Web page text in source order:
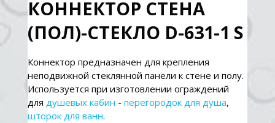
КОННЕКТОР СТЕНА
(ПОЛ)-СТЕКЛО D-631-1 S
Коннектор предназначен для крепления
неподвижной стеклянной панели к стене и полу.
Используется при изготовлении ограждений
для душевых кабин - перегородок для душа,
шторок для ванн.